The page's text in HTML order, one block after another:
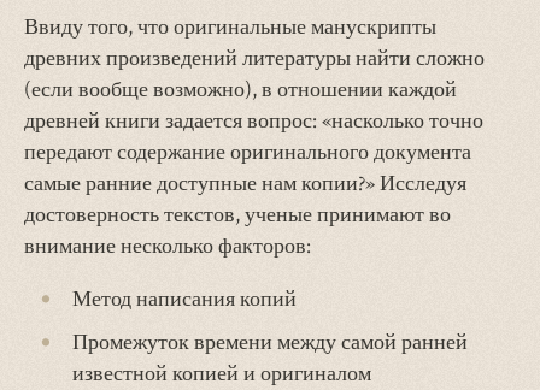
Ввиду того, что оригинальные манускрипты
древних произведений литературы найти сложно
(если вообще возможно), в отношении каждой
древней книги задается вопрос: «насколько точно
передают содержание оригинального документа
самые ранние доступные нам копии?» Исследуя
достоверность текстов, ученые принимают во
внимание несколько факторов:
Метод написания копий
Промежуток времени между самой ранней
известной копией и оригиналом